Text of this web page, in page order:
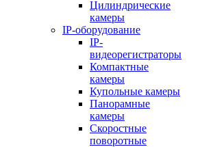
Цилиндрические
камеры
IP-оборудование
IP-
видеорегистраторы
Компактные
камеры
Купольные камеры
Панорамные
камеры
Скоростные
поворотные